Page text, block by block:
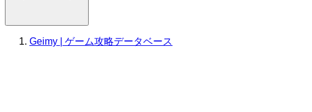
Geimy | ゲーム攻略データベース